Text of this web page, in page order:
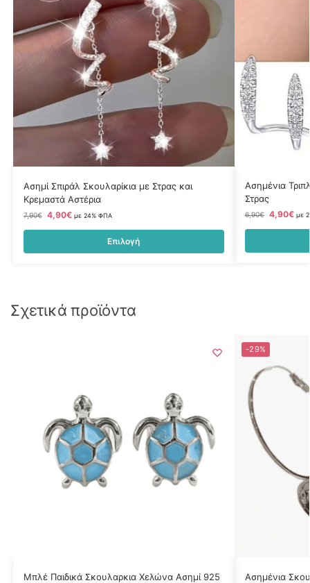
Ασημί Σπιράλ Σκουλαρίκια με Στρας και
Κρεμαστά Αστέρια
7,90€ 4,90€ με 24% ΦΠΑ
Επιλογή
Ασημένια
Στρας
6,90€ 4,90€ με
Σχετικά προϊόντα
Μπλέ Παιδικά Σκουλαρκια Χελώνα Ασημί 925
-29%
Ασημένια